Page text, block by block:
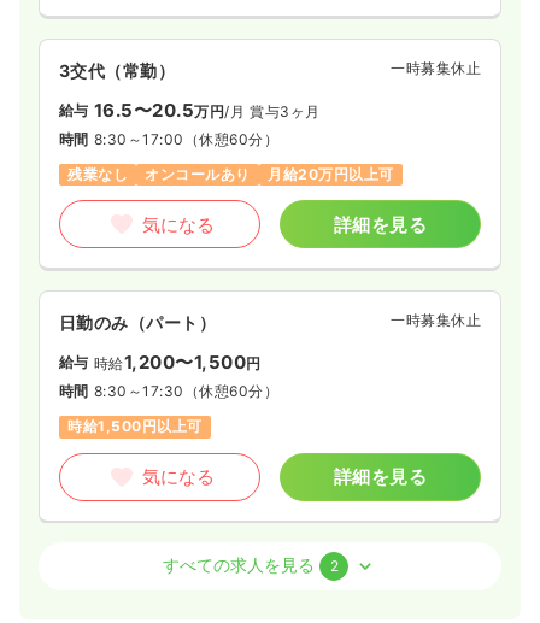
3交代（常勤） 一時募集休止
給与 16.5〜20.5万円/月 賞与3ヶ月
時間 8:30～17:00 （休憩60分）
残業なし
オンコールあり 月給20万円以上可
気になる 詳細を見る
日勤のみ（パート） 一時募集休止
給与 時給1,200〜1,500円
時間 8:30～17:30 （休憩60分）
時給1,500円以上可
気になる 詳細を見る
正・准看護師すべての求人を見る 2